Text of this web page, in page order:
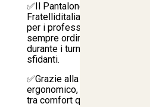
✅Il Pantalone da Lavoro
Fratelliditalia è il capo
per i professionisti che
sempre ordinata, elegante e
durante i turni più intensi e
sfidanti.
✅Grazie alla sua
ergonomico, rappresenta il
tra comfort quotidiano e